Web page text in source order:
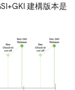
建構版本是